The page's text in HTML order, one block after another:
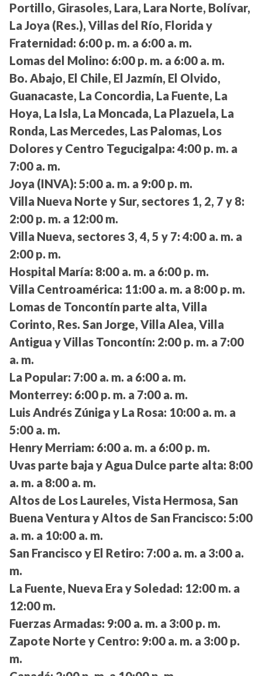
Portillo, Girasoles, Lara, Lara Norte, Bolívar,
La Joya (Res.), Villas del Río, Florida y
Fraternidad: 6:00 p. m. a 6:00 a. m.
Lomas del Molino: 6:00 p. m. a 6:00 a. m.
Bo. Abajo, El Chile, El Jazmín, El Olvido,
Guanacaste, La Concordia, La Fuente, La
Hoya, La Isla, La Moncada, La Plazuela, La
Ronda, Las Mercedes, Las Palomas, Los
Dolores y Centro Tegucigalpa: 4:00 p. m. a
7:00 a. m.
Joya (INVA): 5:00 a. m. a 9:00 p. m.
Villa Nueva Norte y Sur, sectores 1, 2, 7 y 8:
2:00 p. m. a 12:00 m.
Villa Nueva, sectores 3, 4, 5 y 7: 4:00 a. m. a
2:00 p. m.
Hospital María: 8:00 a. m. a 6:00 p. m.
Villa Centroamérica: 11:00 a. m. a 8:00 p. m.
Lomas de Toncontín parte alta, Villa
Corinto, Res. San Jorge, Villa Alea, Villa
Antigua y Villas Toncontín: 2:00 p. m. a 7:00
a. m.
La Popular: 7:00 a. m. a 6:00 a. m.
Monterrey: 6:00 p. m. a 7:00 a. m.
Luis Andrés Zúniga y La Rosa: 10:00 a. m. a
5:00 a. m.
Henry Merriam: 6:00 a. m. a 6:00 p. m.
Uvas parte baja y Agua Dulce parte alta: 8:00
a. m. a 8:00 a. m.
Altos de Los Laureles, Vista Hermosa, San
Buena Ventura y Altos de San Francisco: 5:00
a. m. a 10:00 a. m.
San Francisco y El Retiro: 7:00 a. m. a 3:00 a.
m.
La Fuente, Nueva Era y Soledad: 12:00 m. a
12:00 m.
Fuerzas Armadas: 9:00 a. m. a 3:00 p. m.
Zapote Norte y Centro: 9:00 a. m. a 3:00 p.
m.